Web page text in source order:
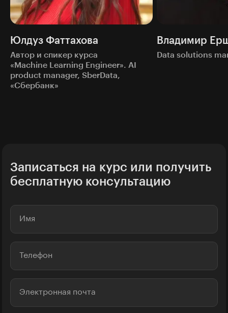
Юлдуз Фаттахова
Автор и спикер курса
«Machine Learning Engineer». AI
product manager, SberData,
«Сбербанк»
Владимир
Data solutions
Записаться на курс или получить
бесплатную консультацию
Имя
Телефон
Электронная почта